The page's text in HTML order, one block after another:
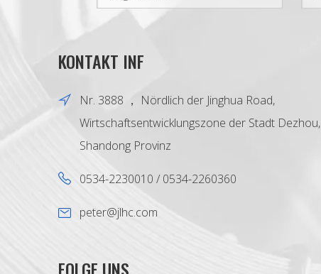
KONTAKT INF
Nr. 3888 ， Nördlich der Jinghua Road,
Wirtschaftsentwicklungszone der Stadt Dezhou,
Shandong Provinz
0534-2230010 / 0534-2260360
peter@jlhc.com
FOLGE UNS